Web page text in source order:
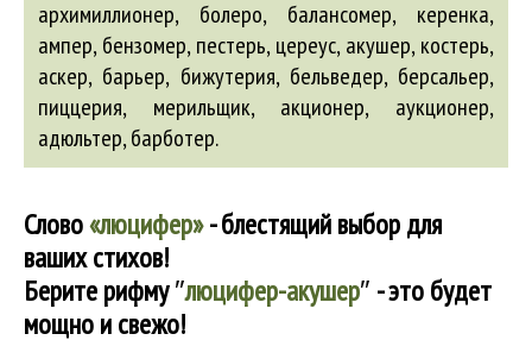
архимиллионер, болеро, балансомер, керенка,
ампер,бензомер, пестерь, цереус,акушер, костерь,
аскер, барьер, бижутерия, бельведер, берсальер,
пиццерия, мерильщик, акционер, аукционер,
адюльтер,барботер.
Слово«люцифер»- блестящий выбор для
ваших стихов!
Берите рифму″люцифер-акушер″ - это будет
мощно и свежо!